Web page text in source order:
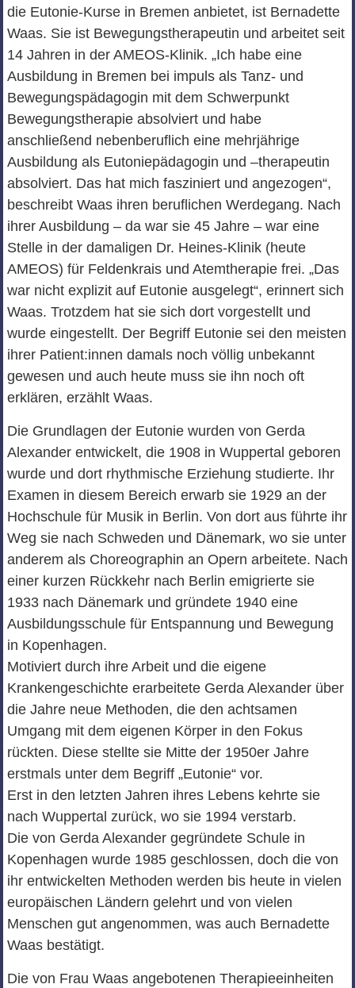
die Eutonie-Kurse in Bremen anbietet, ist Bernadette
Waas. Sie ist Bewegungstherapeutin und arbeitet seit
14 Jahren in der AMEOS-Klinik. „Ich habe eine
Ausbildung in Bremen bei impuls als Tanz- und
Bewegungspädagogin mit dem Schwerpunkt
Bewegungstherapie absolviert und habe
anschließend nebenberuflich eine mehrjährige
Ausbildung als Eutoniepädagogin und –therapeutin
absolviert. Das hat mich fasziniert und angezogen“,
beschreibt Waas ihren beruflichen Werdegang. Nach
ihrer Ausbildung – da war sie 45 Jahre – war eine
Stelle in der damaligen Dr. Heines-Klinik (heute
AMEOS) für Feldenkrais und Atemtherapie frei. „Das
war nicht explizit auf Eutonie ausgelegt“, erinnert sich
Waas. Trotzdem hat sie sich dort vorgestellt und
wurde eingestellt. Der Begriff Eutonie sei den meisten
ihrer Patient:innen damals noch völlig unbekannt
gewesen und auch heute muss sie ihn noch oft
erklären, erzählt Waas.
Die Grundlagen der Eutonie wurden von Gerda
Alexander entwickelt, die 1908 in Wuppertal geboren
wurde und dort rhythmische Erziehung studierte. Ihr
Examen in diesem Bereich erwarb sie 1929 an der
Hochschule für Musik in Berlin. Von dort aus führte ihr
Weg sie nach Schweden und Dänemark, wo sie unter
anderem als Choreographin an Opern arbeitete. Nach
einer kurzen Rückkehr nach Berlin emigrierte sie
1933 nach Dänemark und gründete 1940 eine
Ausbildungsschule für Entspannung und Bewegung
in Kopenhagen.
Motiviert durch ihre Arbeit und die eigene
Krankengeschichte erarbeitete Gerda Alexander über
die Jahre neue Methoden, die den achtsamen
Umgang mit dem eigenen Körper in den Fokus
rückten. Diese stellte sie Mitte der 1950er Jahre
erstmals unter dem Begriff „Eutonie“ vor.
Erst in den letzten Jahren ihres Lebens kehrte sie
nach Wuppertal zurück, wo sie 1994 verstarb.
Die von Gerda Alexander gegründete Schule in
Kopenhagen wurde 1985 geschlossen, doch die von
ihr entwickelten Methoden werden bis heute in vielen
europäischen Ländern gelehrt und von vielen
Menschen gut angenommen, was auch Bernadette
Waas bestätigt.
Die von Frau Waas angebotenen Therapieeinheiten